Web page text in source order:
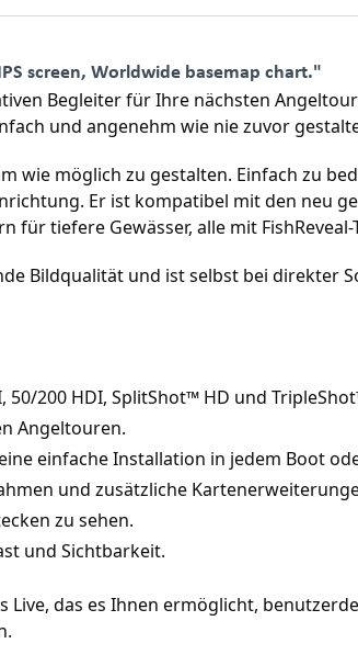
screen, Worldwide basemap chart."
Begleiter für Ihre nächsten
und angenehm wie nie zuvor
wie möglich zu gestalten. Einfach zu
Er ist kompatibel mit den neu
für tiefere Gewässer, alle mit FishReveal-
Bildqualität und ist selbst bei direkter
200 HDI, SplitShot™ HD und
Angeltouren.
einfache Installation in jedem Boot
und zusätzliche
zu sehen.
und Sichtbarkeit.
Live, das es Ihnen ermöglicht,